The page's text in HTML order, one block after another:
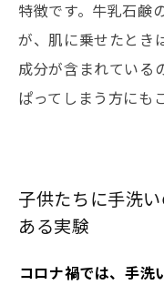
特徴です。牛乳石鹸
が、肌に乗せたとき
成分が含まれている
ぱってしまう方にも
子供たちに手洗
ある実験
――コロナ禍では、手